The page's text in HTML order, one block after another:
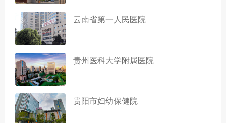
云南省第一人民医院
贵州医科大学附属医院
贵阳市妇幼保健院